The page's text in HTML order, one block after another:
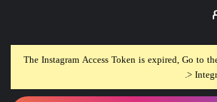
The Instagram Access Token is expired, Go to
>